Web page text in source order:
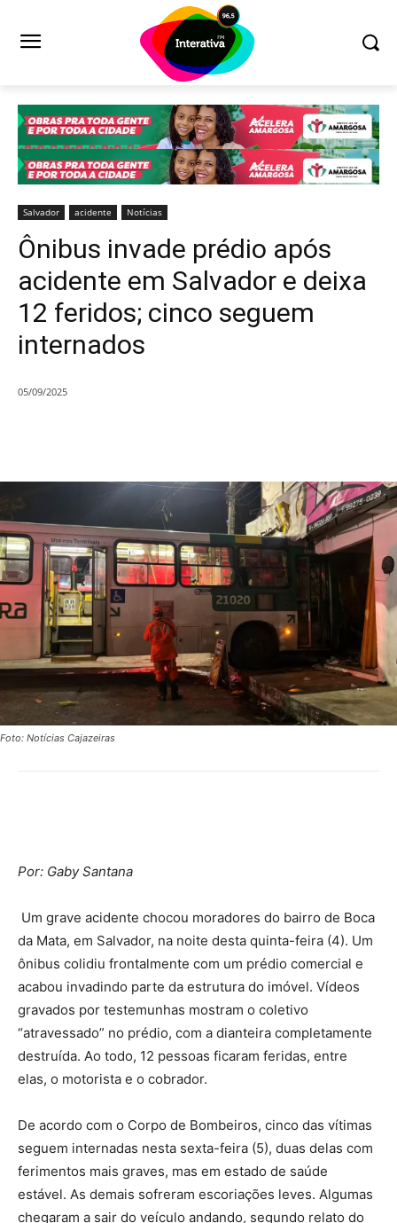
Salvador acidente Notícias
Ônibus invade prédio após
acidente em Salvador e deixa
12 feridos; cinco seguem
internados
05/09/2025
Foto: Notícias Cajazeiras
Por: Gaby Santana
Um grave acidente chocou moradores do bairro de Boca
da Mata, em Salvador, na noite desta quinta-feira (4). Um
ônibus colidiu frontalmente com um prédio comercial e
acabou invadindo parte da estrutura do imóvel. Vídeos
gravados por testemunhas mostram o coletivo
“atravessado” no prédio, com a dianteira completamente
destruída. Ao todo, 12 pessoas ficaram feridas, entre
elas, o motorista e o cobrador.
De acordo com o Corpo de Bombeiros, cinco das vítimas
seguem internadas nesta sexta-feira (5), duas delas com
ferimentos mais graves, mas em estado de saúde
estável. As demais sofreram escoriações leves. Algumas
chegaram a sair do veículo andando, segundo relato do